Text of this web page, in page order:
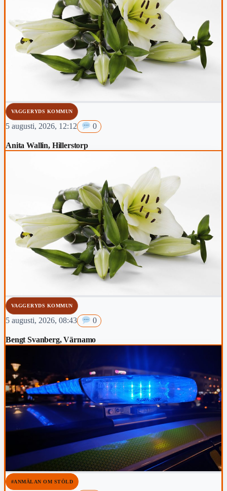
VAGGERYDS KOMMUN
5 augusti, 2026, 12:12 0
Anita Wallin, Hillerstorp
VAGGERYDS KOMMUN
5 augusti, 2026, 08:43 0
Bengt Svanberg, Värnamo
#ANMÄLAN OM STÖLD